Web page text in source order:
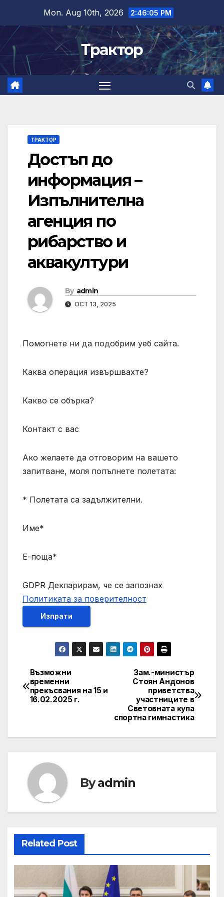
content
Mon. Aug 10th, 2026 2:46:06 PM
Трактор
ТРАКТОР
Достъп до
информация –
Изпълнителна
агенция по
рибарство и
аквакултури
By admin
OCT 13, 2025
Помогнете ни да подобрим уеб сайта.
Каква операция извършвахте?
Какво се обърка?
Контакт с вас
Ако желаете да отговорим на вашето
запитване, моля попълнете полетата:
* Полетата са задължителни.
Име*
Е-поща*
GDPR Декларирам, че се запознах
Политиката за поверителност
Изпрати
Post
navigation
Зам.-министър
Стоян Андонов
приветства
участниците в
Световната купа
спортна гимнастика
Възможни
временни
прекъсвания на 15 и
16.02.2025 г.
Byadmin
Related Post